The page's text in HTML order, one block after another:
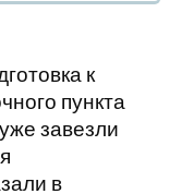
к
пункта
завезли
в